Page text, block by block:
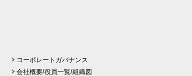
コーポレートガバナンス
会社概要/役員一覧/組織図